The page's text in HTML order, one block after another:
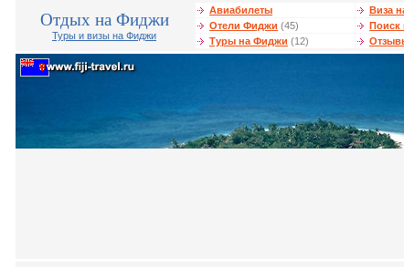
Отдых на Фиджи
Туры и визы на Фиджи
Авиабилеты Виза
Отели Фиджи (45) Поиск
Туры на Фиджи (12)